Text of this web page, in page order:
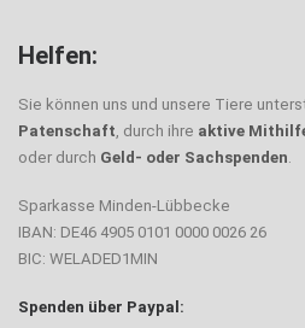
Helfen:
Sie können uns und unsere Tiere
Patenschaft, durch ihre aktive
oder durch Geld- oder Sachspenden.
Sparkasse Minden-Lübbecke
IBAN: DE46 4905 0101 0000 0026 26
BIC: WELADED1MIN
Spenden über Paypal: